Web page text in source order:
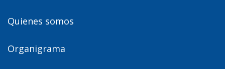
Quienes somos
Organigrama